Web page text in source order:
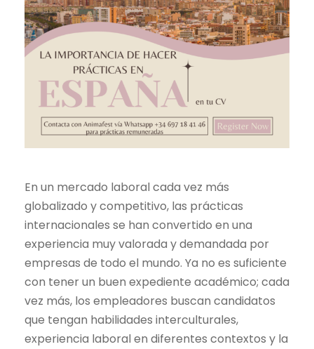
En un mercado laboral cada vez más
globalizado y competitivo, las prácticas
internacionales se han convertido en una
experiencia muy valorada y demandada por
empresas de todo el mundo. Ya no es suficiente
con tener un buen expediente académico; cada
vez más, los empleadores buscan candidatos
que tengan habilidades interculturales,
experiencia laboral en diferentes contextos y la